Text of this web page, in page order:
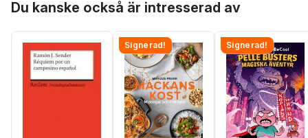
Du kanske också är intresserad av
Signerad! Signerad!